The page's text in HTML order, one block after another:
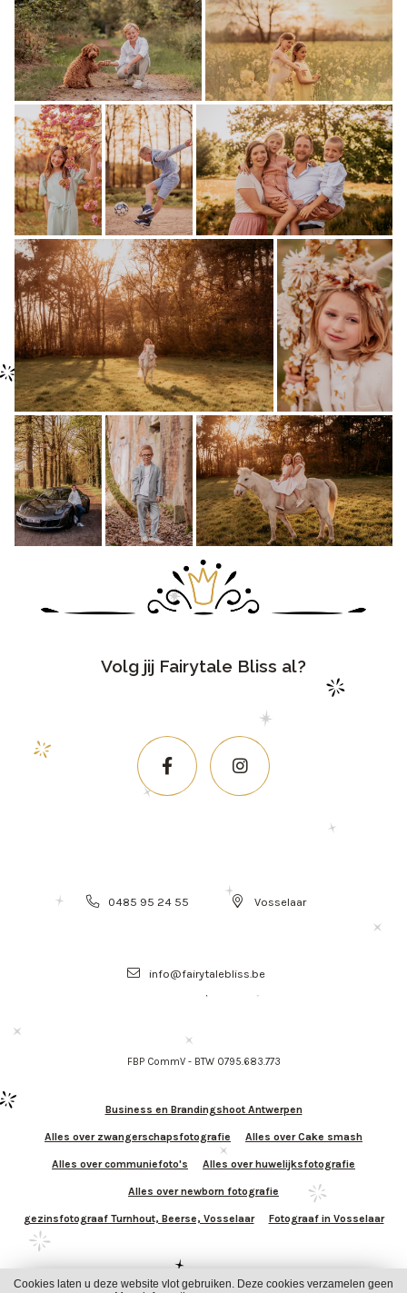
Volg jij Fairytale Bliss al?
0485 95 24 55 Vosselaar
info@fairytalebliss.be
FBP CommV - BTW 0795.683.773
Business en Brandingshoot Antwerpen
Alles over zwangerschapsfotografie Alles over Cake smash
Alles over communiefoto's Alles over huwelijksfotografie
Alles over newborn fotografie
gezinsfotograaf Turnhout, Beerse, Vosselaar Fotograaf in Vosselaar
Cookies laten u deze website vlot gebruiken. Deze cookies verzamelen geen